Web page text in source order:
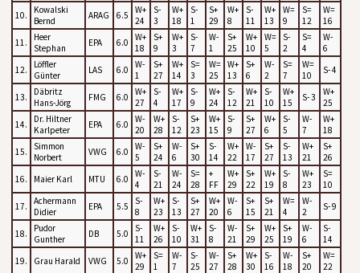
10.
Kowalski
Bernd
ARAG 6.5
W+
24
S-
3
W+
18
S-
1
S+
29
W+
8
S-
11
W+
13
W=
9
S=
12
W=
16
11.
Heer
Stephan
EPA 6.0
W+
18
S+
9
W+
3
S-
7
W-
1
S+
25
W+
10
W=
5
S-
2
S=
4
W-
6
12.
Löffler
Günter
LAS 6.0
W-
1
S+
27
W+
14
S=
3
W=
25
W+
13
S+
6
W-
2
S=
7
W=
10
S- 4
13.
Däbritz
Hans-Jörg
FMG 6.0
W+
27
S-
4
W+
17
S-
9
W+
24
S-
12
W+
21
S-
10
W+
15
S- 3
W+
25
14.
Dr. Hiltner
Karlpeter
EPA 6.0
W-
20
W+
28
S-
12
S+
23
W+
15
S-
9
S+
27
W+
6
S-
5
W-
7
W+
18
15.
Simmon
Norbert
VWG 6.0
W-
5
S+
24
W-
6
S+
30
S-
14
W+
22
W-
17
S+
27
S-
13
W+
21
S+
26
16.
Maier Karl MTU 6.0
W-
4
S-
21
W-
24
S=
28
+
FF
W+
29
S+
22
W+
19
S-
8
W+
23
S=
10
17.
Achermann
Didier
EPA 5.5
S-
8
W+
23
S-
13
S+
27
W+
20
W-
6
S+
15
S+
21
W=
4
W-
2
S- 9
18.
Pudor
Gunther
DB 5.0
S-
11
W+
26
S-
10
W+
31
S-
8
W-
21
S+
29
W+
25
S+
19
W-
6
S-
14
19.
Grau Harald VWG 5.0
W+
29
S=
1
W-
7
S-
25
W-
27
S+
28
W+
30
S-
16
W-
18
S+
20
W=
22